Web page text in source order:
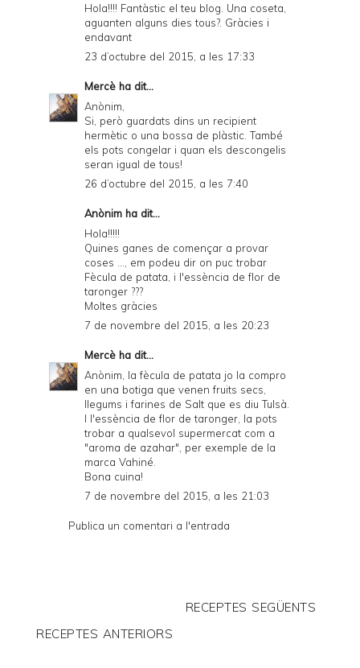
Hola!!!! Fantàstic el teu blog. Una coseta,
aguanten alguns dies tous?. Gràcies i
endavant
23 d’octubre del 2015, a les 17:33
Mercè ha dit...
Anònim,
Si, però guardats dins un recipient
hermètic o una bossa de plàstic. També
els pots congelar i quan els descongelis
seran igual de tous!
26 d’octubre del 2015, a les 7:40
Anònim ha dit...
Hola!!!!!
Quines ganes de començar a provar
coses ..., em podeu dir on puc trobar
Fècula de patata, i l'essència de flor de
taronger ???
Moltes gràcies
7 de novembre del 2015, a les 20:23
Mercè ha dit...
Anònim, la fècula de patata jo la compro
en una botiga que venen fruits secs,
llegums i farines de Salt que es diu Tulsà.
I l'essència de flor de taronger, la pots
trobar a qualsevol supermercat com a
"aroma de azahar", per exemple de la
marca Vahiné.
Bona cuina!
7 de novembre del 2015, a les 21:03
Publica un comentari a l'entrada
RECEPTES SEGÜENTS
RECEPTES ANTERIORS